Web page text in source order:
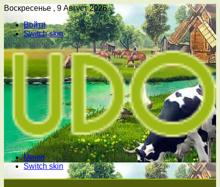
Воскресенье , 9 Август 2026
Войти
Switch skin
Меню
Switch skin